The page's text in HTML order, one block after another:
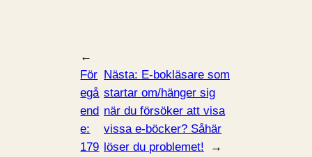
←
För
egå
end
e:
179
Nästa: E-bokläsare som
startar om/hänger sig
när du försöker att visa
vissa e-böcker? Såhär
löser du problemet!
→